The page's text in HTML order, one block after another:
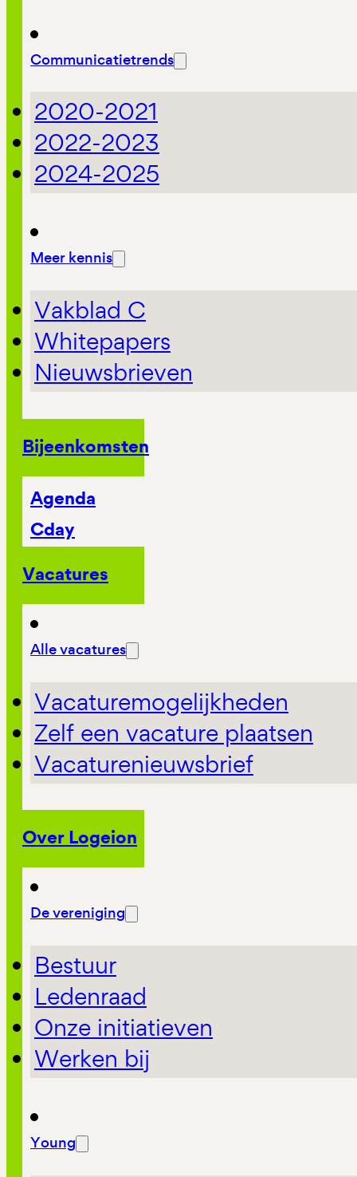
Communicatietrends
2020-2021
2022-2023
2024-2025
Meer kennis
Vakblad C
Whitepapers
Nieuwsbrieven
Bijeenkomsten
Agenda
Cday
Vacatures
Alle vacatures
Vacaturemogelijkheden
Zelf een vacature plaatsen
Vacaturenieuwsbrief
Over Logeion
De vereniging
Bestuur
Ledenraad
Onze initiatieven
Werken bij
Young